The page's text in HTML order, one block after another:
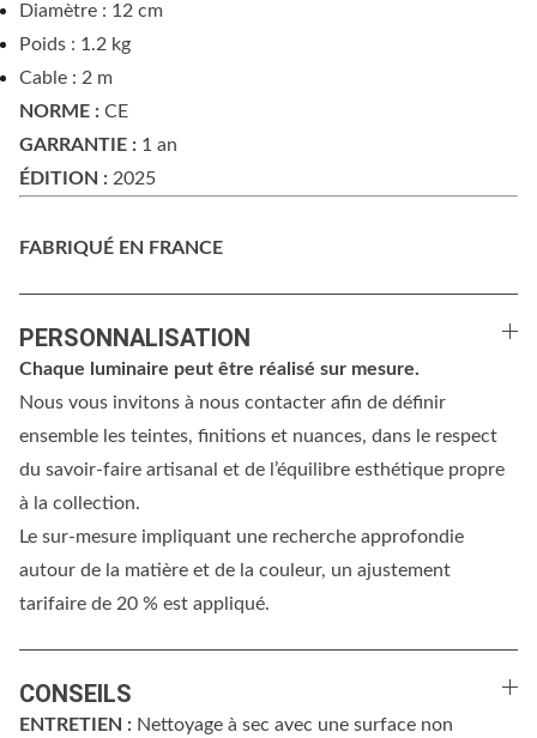
Diamètre : 12 cm
Poids : 1.2 kg
Cable : 2 m
NORME : CE
GARRANTIE : 1 an
ÉDITION : 2025
FABRIQUÉ EN FRANCE
PERSONNALISATION
Chaque luminaire peut être réalisé sur mesure.
Nous vous invitons à nous contacter afin de définir
ensemble les teintes, finitions et nuances, dans le respect
du savoir-faire artisanal et de l’équilibre esthétique propre
à la collection.
Le sur-mesure impliquant une recherche approfondie
autour de la matière et de la couleur, un ajustement
tarifaire de 20 % est appliqué.
CONSEILS
ENTRETIEN : Nettoyage à sec avec une surface non